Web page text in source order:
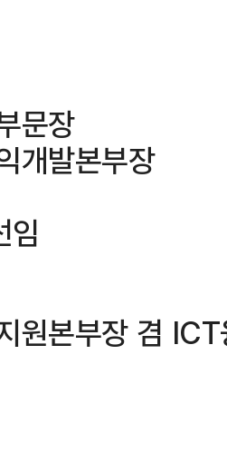
문장
개발본부장
원본부장 겸 ICT